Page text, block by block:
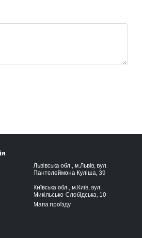
Львівська обл., м.Львів, вул.
Пантелеймона Куліша, 39
Київська обл., м.Київ, вул.
Микільсько-Слобідська, 10
Мапа проїзду